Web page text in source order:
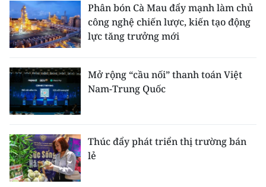
Phân bón Cà Mau đẩy mạnh làm chủ
công nghệ chiến lược, kiến tạo động
lực tăng trưởng mới
Mở rộng “cầu nối” thanh toán Việt
Nam-Trung Quốc
Thúc đẩy phát triển thị trường bán
lẻ